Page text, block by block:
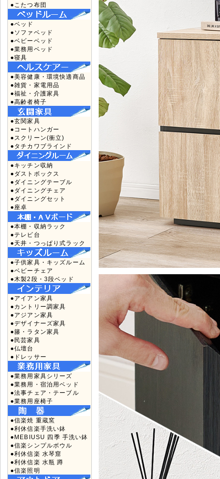
●こたつ布団
●ベッド
●ソファベッド
●ベビーベッド
●業務用ベッド
●寝具
●美容健康・環境快適商品
●雑貨・家電用品
●福祉・介護家具
●高齢者椅子
●玄関家具
●コートハンガー
●スクリーン(衝立)
●タチカワブラインド
●キッチン収納
●ダストボックス
●ダイニングテーブル
●ダイニングチェア
●ダイニングセット
●座卓
●本棚・収納ラック
●テレビ台
●天井・つっぱり式ラック
●子供家具・キッズルーム
●ベビーチェア
●木製2段・3段ベッド
●アイアン家具
●カントリー調家具
●アジアン家具
●デザイナーズ家具
●籐・ラタン家具
●民芸家具
●仏壇台
●ドレッサー
●業務用家具シリーズ
●業務用・宿泊用ベッド
●法事チェア・テーブル
●業務用座椅子
●信楽焼 重蔵窯
●利休信楽手洗い鉢
●MEBIUSU 四季 手洗い鉢
●信楽シンプルボウル
●利休信楽 水琴窟
●利休信楽 水瓶 蹲
●信楽照明